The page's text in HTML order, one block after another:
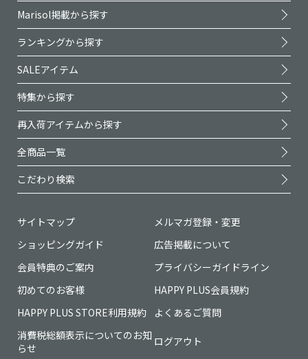
Marisol掲載から探す
ランキングから探す
SALEアイテム
特集から探す
再入荷アイテムから探す
全商品一覧
こだわり検索
サイトマップ
メルマガ登録・変更
ショッピングガイド
広告掲載について
会員特典のご案内
プライバシーガイドライン
初めてのお客様
HAPPY PLUS会員規約
HAPPY PLUS STORE利用規約
よくあるご質問
消費税総額表示についてのお知
らせ
ログアウト